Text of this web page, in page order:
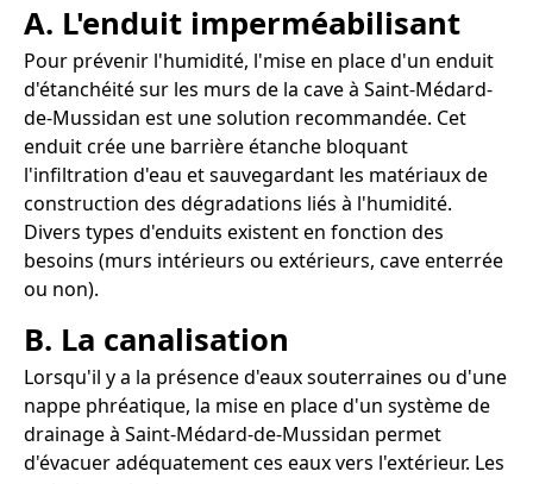
A. L'enduit imperméabilisant
Pour prévenir l'humidité, l'mise en place d'un enduit
d'étanchéité sur les murs de la cave à Saint-Médard-
de-Mussidan est une solution recommandée. Cet
enduit crée une barrière étanche bloquant
l'infiltration d'eau et sauvegardant les matériaux de
construction des dégradations liés à l'humidité.
Divers types d'enduits existent en fonction des
besoins (murs intérieurs ou extérieurs, cave enterrée
ou non).
B. La canalisation
Lorsqu'il y a la présence d'eaux souterraines ou d'une
nappe phréatique, la mise en place d'un système de
drainage à Saint-Médard-de-Mussidan permet
d'évacuer adéquatement ces eaux vers l'extérieur. Les